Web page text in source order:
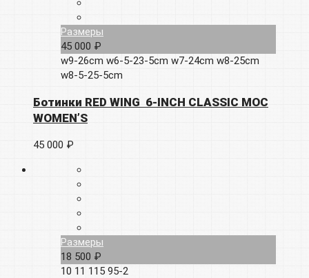
Размеры
45 000 ₽
w9-26cm w6-5-23-5cm w7-24cm w8-25cm
w8-5-25-5cm
Ботинки RED WING 6-INCH CLASSIC MOC
WOMEN’S
45 000 ₽
Размеры
18 500 ₽
10 11 115 95-2